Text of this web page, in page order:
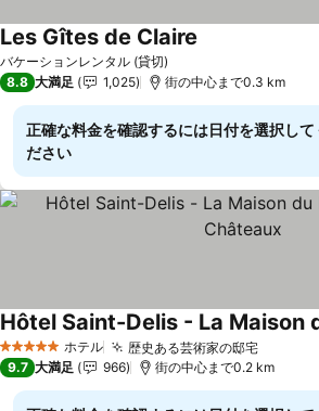
バケーションレンタル (貸切)
Les Gîtes de Claire
8.8 大満足 1,025 街の中心まで0.3 km
正確な料金を確認するには日付を選択して
ださい
5 ホテルのランク
ホテル 歴史ある芸術家の邸宅料金を
料金を表示
9.7 大満足 966 街の中心まで0.2 km